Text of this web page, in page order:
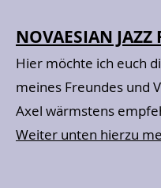
NOVAESIAN JAZZ
Hier möchte ich euch
meines Freundes und
Axel wärmstens
Weiter unten hierzu